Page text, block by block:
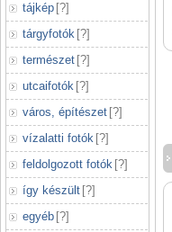
tájkép [?]
tárgyfotók [?]
természet [?]
utcaifotók [?]
város, építészet [?]
vízalatti fotók [?]
feldolgozott fotók [?]
így készült [?]
egyéb [?]